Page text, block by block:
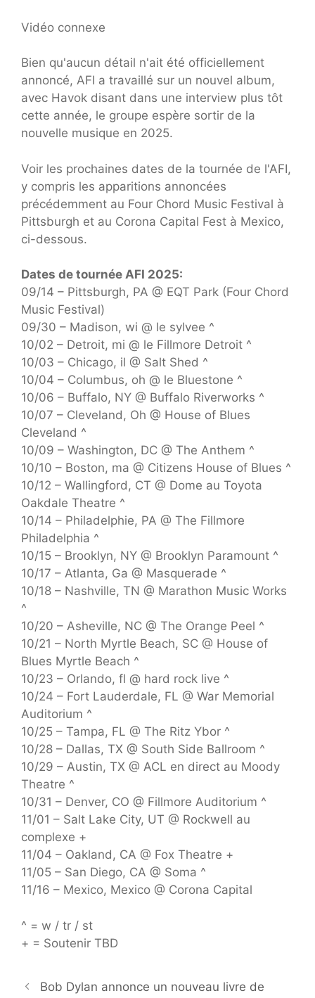
Vidéo connexe
Bien qu'aucun détail n'ait été officiellement
annoncé, AFI a travaillé sur un nouvel album,
avec Havok disant dans une interview plus tôt
cette année, le groupe espère sortir de la
nouvelle musique en 2025.
Voir les prochaines dates de la tournée de l'AFI,
y compris les apparitions annoncées
précédemment au Four Chord Music Festival à
Pittsburgh et au Corona Capital Fest à Mexico,
ci-dessous.
Dates de tournée AFI 2025:
09/14 – Pittsburgh, PA @ EQT Park (Four Chord
Music Festival)
09/30 – Madison, wi @ le sylvee ^
10/02 – Detroit, mi @ le Fillmore Detroit ^
10/03 – Chicago, il @ Salt Shed ^
10/04 – Columbus, oh @ le Bluestone ^
10/06 – Buffalo, NY @ Buffalo Riverworks ^
10/07 – Cleveland, Oh @ House of Blues
Cleveland ^
10/09 – Washington, DC @ The Anthem ^
10/10 – Boston, ma @ Citizens House of Blues ^
10/12 – Wallingford, CT @ Dome au Toyota
Oakdale Theatre ^
10/14 – Philadelphie, PA @ The Fillmore
Philadelphia ^
10/15 – Brooklyn, NY @ Brooklyn Paramount ^
10/17 – Atlanta, Ga @ Masquerade ^
10/18 – Nashville, TN @ Marathon Music Works
^
10/20 – Asheville, NC @ The Orange Peel ^
10/21 – North Myrtle Beach, SC @ House of
Blues Myrtle Beach ^
10/23 – Orlando, fl @ hard rock live ^
10/24 – Fort Lauderdale, FL @ War Memorial
Auditorium ^
10/25 – Tampa, FL @ The Ritz Ybor ^
10/28 – Dallas, TX @ South Side Ballroom ^
10/29 – Austin, TX @ ACL en direct au Moody
Theatre ^
10/31 – Denver, CO @ Fillmore Auditorium ^
11/01 – Salt Lake City, UT @ Rockwell au
complexe +
11/04 – Oakland, CA @ Fox Theatre +
11/05 – San Diego, CA @ Soma ^
11/16 – Mexico, Mexico @ Corona Capital
^ = w / tr / st
+ = Soutenir TBD
Bob Dylan annonce un nouveau livre de